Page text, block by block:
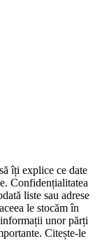
îți explice ce date
Confidențialitatea
liste sau adrese
le stocăm în
unor părți
Citește-le